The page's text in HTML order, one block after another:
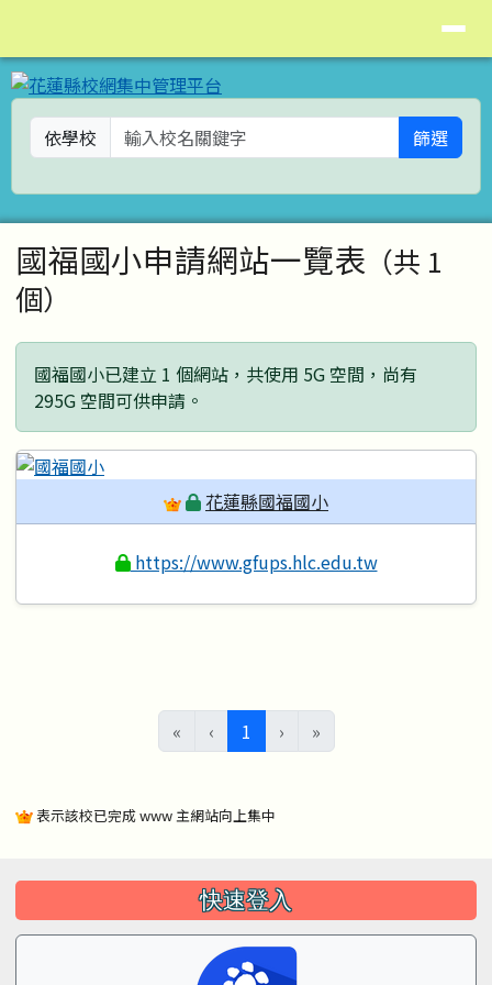
依學校 篩選
主內容區域
國福國小申請網站一覽表 （共 1
個）
國福國小已建立 1 個網站，共使用 5G 空間，尚有
295G 空間可供申請。
花蓮縣國福國小
https://www.gfups.hlc.edu.tw
« ‹ 1 (目前頁次)
› »
表示該校已完成 www 主網站向上集中
左邊區域內容 快速登入
頁尾區域